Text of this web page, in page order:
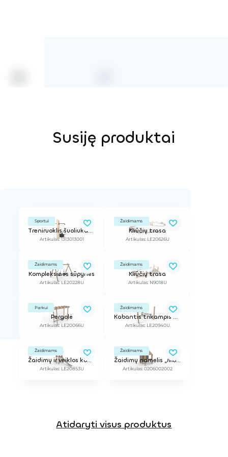
Susiję produktai
Sportui
Treniruoklis šuoliukams
Artikulas: 1313013001
Žaidimams
Kliūčių trasa
Artikulas: LE20626U
Žaidimams
Kompleksinės sūpynės
Artikulas: LE20228U
Žaidimams
Kliūčių trasa
Artikulas: N9018U
Parkui
Pergolė
Artikulas: LE20066U
Žaidimams
Kabantis trikampis tinklas
Artikulas: LE20940U
Žaidimams
Žaidimų ir veiklos kompleksas
Artikulas: LE20853U
Žaidimams
Žaidimų namelis „Molly“
Artikulas: 0206002002
Atidaryti visus produktus